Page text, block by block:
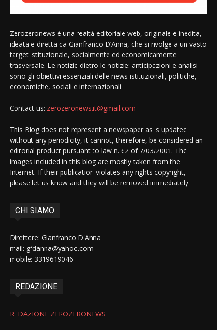
Zerozeronews è una realtà editoriale web, originale e inedita,
ideata e diretta da Gianfranco D’Anna, che si rivolge a un vasto
target istituzionale, socialmente ed economicamente
trasversale. Le notizie dietro le notizie: anticipazioni e analisi
sono gli obiettivi essenziali delle news istituzionali, politiche,
economiche, sociali e internazionali
Contact us: zerozeronews.it@gmail.com
This Blog does not represent a newspaper as is updated
without any periodicity, it cannot, therefore, be considered an
editorial product pursuant to law n. 62 of 7/03/2001. The
images included in this blog are mostly taken from the
Internet. If their publication violates any rights copyright,
please let us know and they will be removed immediately
CHI SIAMO
Direttore: Gianfranco D'Anna
mail: gfdanna@yahoo.com
mobile: 3319619046
REDAZIONE
REDAZIONE ZEROZERONEWS